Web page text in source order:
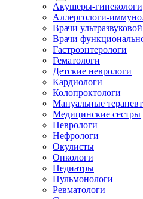
Акушеры-гинекологи
Аллергологи-
Врачи
Врачи
Гастроэнтерологи
Гематологи
Детские неврологи
Кардиологи
Колопроктологи
Мануальные
Медицинские сестры
Неврологи
Нефрологи
Окулисты
Онкологи
Педиатры
Пульмонологи
Ревматологи